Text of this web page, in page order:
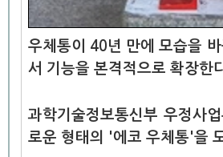
우체통이 40년 만에 모습을
서 기능을 본격적으로 확장한
과학기술정보통신부 우정사
로운 형태의 '에코 우체통'을